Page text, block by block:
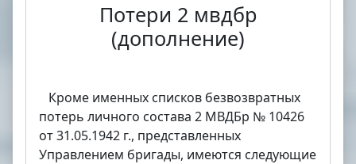
Потери 2 мвдбр
(дополнение)
Кроме именных списков безвозвратных
потерь личного состава 2 МВДБр № 10426
от 31.05.1942 г., представленных
Управлением бригады, имеются следующие